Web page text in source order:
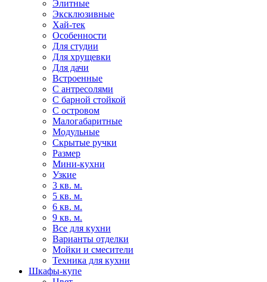
Элитные
Эксклюзивные
Хай-тек
Особенности
Для студии
Для хрущевки
Для дачи
Встроенные
С антресолями
С барной стойкой
С островом
Малогабаритные
Модульные
Скрытые ручки
Размер
Мини-кухни
Узкие
3 кв. м.
5 кв. м.
6 кв. м.
9 кв. м.
Все для кухни
Варианты отделки
Мойки и смесители
Техника для кухни
Шкафы-купе